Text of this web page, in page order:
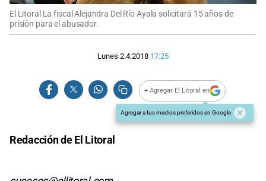
El Litoral La fiscal Alejandra Del Río Ayala solicitará 15 años de
prisión para el abusador.
Lunes 2.4.2018 17:25
+ Agregar El Litoral en
Agregar a tus medios preferidos en Google
Redacción de El Litoral